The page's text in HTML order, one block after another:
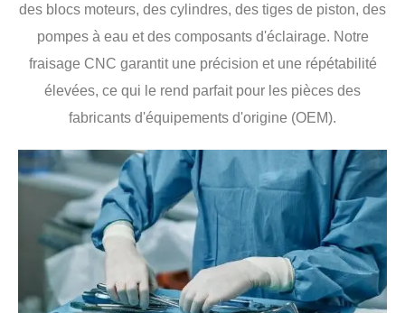
des blocs moteurs, des cylindres, des tiges de piston, des
pompes à eau et des composants d'éclairage. Notre
fraisage CNC garantit une précision et une répétabilité
élevées, ce qui le rend parfait pour les pièces des
fabricants d'équipements d'origine (OEM).